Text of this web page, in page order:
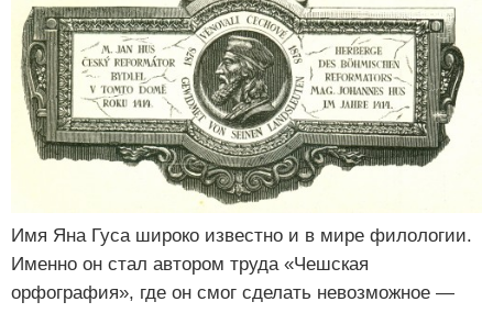
Имя Яна Гуса широко известно и в мире филологии.
Именно он стал автором труда «Чешская
орфография», где он смог сделать невозможное —